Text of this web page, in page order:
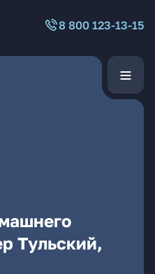
8 800 123-13-15
Тульский,